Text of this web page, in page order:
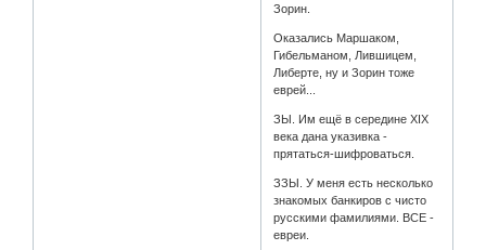
Зорин.
Оказались Маршаком,
Гибельманом, Лившицем,
Либерте, ну и Зорин тоже
еврей...
ЗЫ. Им ещё в середине ХIХ
века дана указивка -
прятаться-шифроваться.
ЗЗЫ. У меня есть несколько
знакомых банкиров с чисто
русскими фамилиями. ВСЕ -
евреи.